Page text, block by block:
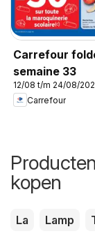
Carrefour
semaine 33
12/08 t/m 24/08/
Carrefour
kopen
La Lamp